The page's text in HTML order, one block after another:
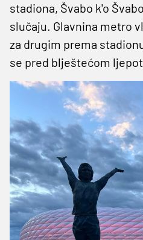
stadiona, Švabo k'o
slučaju. Glavnina metro
za drugim prema
se pred blještećom